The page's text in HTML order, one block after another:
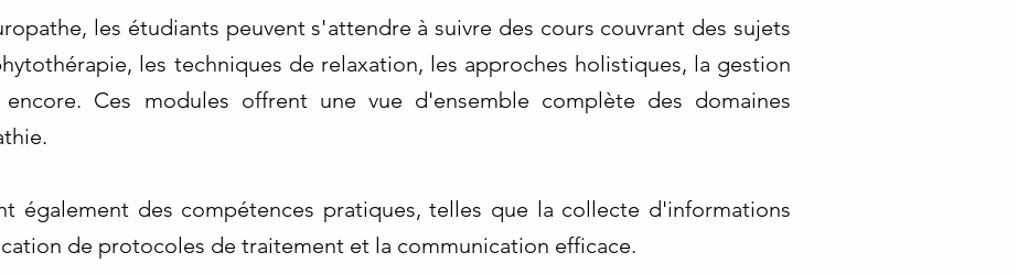
les étudiants peuvent s'attendre à suivre des cours couvrant des sujets
les techniques de relaxation, les approches holistiques, la gestion
Ces modules offrent une vue d'ensemble complète des domaines
également des compétences pratiques, telles que la collecte d'informations
de protocoles de traitement et la communication efficace.